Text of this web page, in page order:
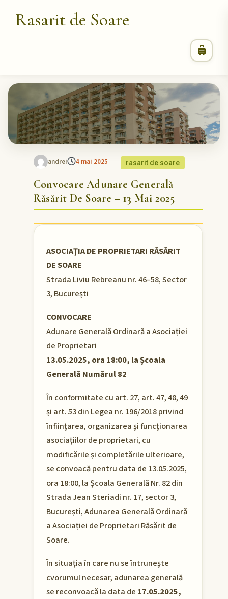
Rasarit de Soare
andrei 4 mai 2025 rasarit de soare
Convocare Adunare Generală
Răsărit De Soare – 13 Mai 2025
ASOCIAȚIA DE PROPRIETARI RĂSĂRIT
DE SOARE
Strada Liviu Rebreanu nr. 46–58, Sector
3, București
CONVOCARE
Adunare Generală Ordinară a Asociației
de Proprietari
13.05.2025, ora 18:00, la Școala
Generală Numărul 82
În conformitate cu art. 27, art. 47, 48, 49
și art. 53 din Legea nr. 196/2018 privind
înființarea, organizarea și funcționarea
asociațiilor de proprietari, cu
modificările și completările ulterioare,
se convoacă pentru data de 13.05.2025,
ora 18:00, la Școala Generală Nr. 82 din
Strada Jean Steriadi nr. 17, sector 3,
București, Adunarea Generală Ordinară
a Asociației de Proprietari Răsărit de
Soare.
În situația în care nu se întrunește
cvorumul necesar, adunarea generală
se reconvoacă la data de 17.05.2025,